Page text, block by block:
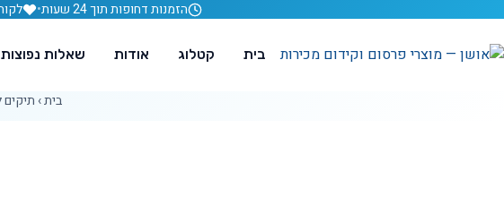
הזמנות דחופות תוך 24 שעות •
בית קטלוג אודות שאלות נפוצות
בית› תיקים